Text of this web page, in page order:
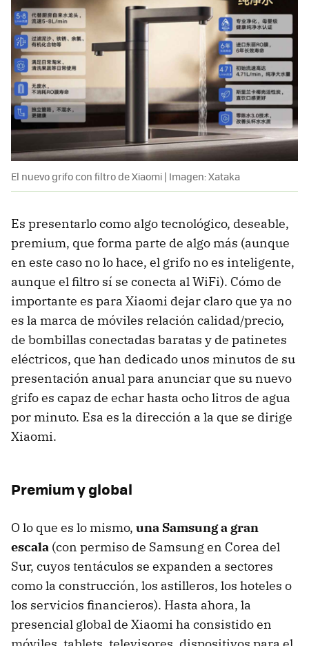
El nuevo grifo con filtro de Xiaomi | Imagen: Xataka
Es presentarlo como algo tecnológico, deseable,
premium, que forma parte de algo más (aunque
en este caso no lo hace, el grifo no es inteligente,
aunque el filtro sí se conecta al WiFi). Cómo de
importante es para Xiaomi dejar claro que ya no
es la marca de móviles relación calidad/precio,
de bombillas conectadas baratas y de patinetes
eléctricos, que han dedicado unos minutos de su
presentación anual para anunciar que su nuevo
grifo es capaz de echar hasta ocho litros de agua
por minuto. Esa es la dirección a la que se dirige
Xiaomi.
Premium y global
O lo que es lo mismo, una Samsung a gran
escala (con permiso de Samsung en Corea del
Sur, cuyos tentáculos se expanden a sectores
como la construcción, los astilleros, los hoteles o
los servicios financieros). Hasta ahora, la
presencial global de Xiaomi ha consistido en